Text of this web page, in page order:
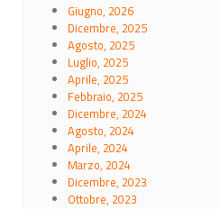
Giugno, 2026
Dicembre, 2025
Agosto, 2025
Luglio, 2025
Aprile, 2025
Febbraio, 2025
Dicembre, 2024
Agosto, 2024
Aprile, 2024
Marzo, 2024
Dicembre, 2023
Ottobre, 2023